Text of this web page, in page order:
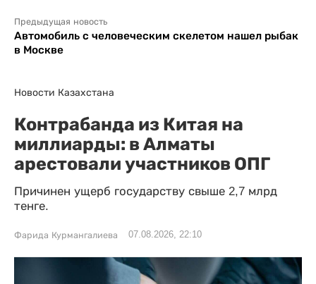
Предыдущая новость
Автомобиль с человеческим скелетом нашел рыбак
в Москве
Новости Казахстана
Контрабанда из Китая на
миллиарды: в Алматы
арестовали участников ОПГ
Причинен ущерб государству свыше 2,7 млрд
тенге.
Фарида Курмангалиева 07.08.2026, 22:10